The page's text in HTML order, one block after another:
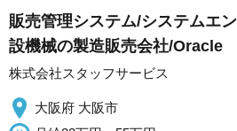
販売管理システム/システムエ
設機械の製造販売会社/Oracle
株式会社スタッフサービス
大阪府 大阪市